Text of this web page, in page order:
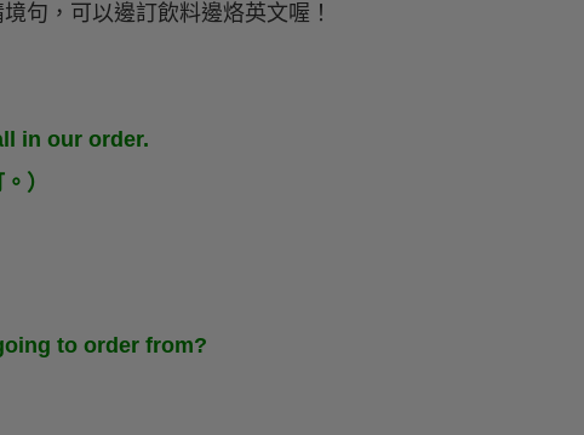
句，可以邊訂飲料邊烙英文喔！
in our order.
）
to order from?